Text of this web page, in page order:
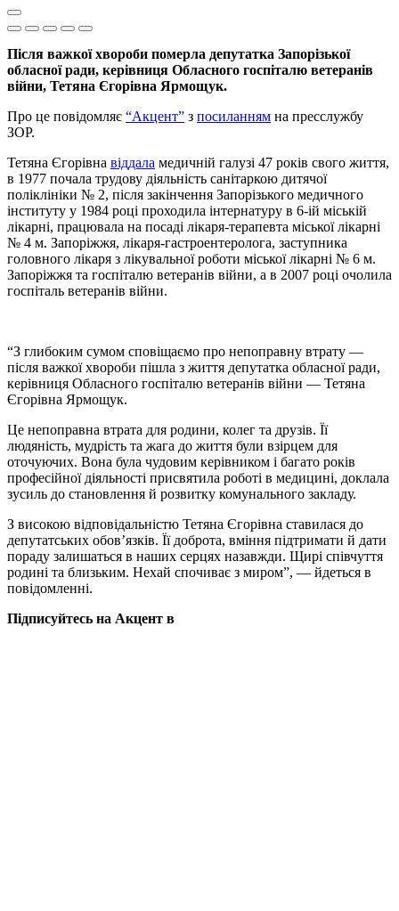
Після важкої хвороби померла депутатка Запорізької
обласної ради, керівниця Обласного госпіталю ветеранів
війни, Тетяна Єгорівна Ярмощук.
Про це повідомляє “Акцент” з посиланням на пресслужбу
ЗОР.
Тетяна Єгорівна віддала медичній галузі 47 років свого життя,
в 1977 почала трудову діяльність санітаркою дитячої
поліклініки № 2, після закінчення Запорізького медичного
інституту у 1984 році проходила інтернатуру в 6-ій міській
лікарні, працювала на посаді лікаря-терапевта міської лікарні
№ 4 м. Запоріжжя, лікаря-гастроентеролога, заступника
головного лікаря з лікувальної роботи міської лікарні № 6 м.
Запоріжжя та госпіталю ветеранів війни, а в 2007 році очолила
госпіталь ветеранів війни.
“З глибоким сумом сповіщаємо про непоправну втрату —
після важкої хвороби пішла з життя депутатка обласної ради,
керівниця Обласного госпіталю ветеранів війни — Тетяна
Єгорівна Ярмощук.
Це непоправна втрата для родини, колег та друзів. Її
людяність, мудрість та жага до життя були взірцем для
оточуючих. Вона була чудовим керівником і багато років
професійної діяльності присвятила роботі в медицині, доклала
зусиль до становлення й розвитку комунального закладу.
З високою відповідальністю Тетяна Єгорівна ставилася до
депутатських обов’язків. Її доброта, вміння підтримати й дати
пораду залишаться в наших серцях назавжди. Щирі співчуття
родині та близьким. Нехай спочиває з миром”, — йдеться в
повідомленні.
Підписуйтесь на Акцент в